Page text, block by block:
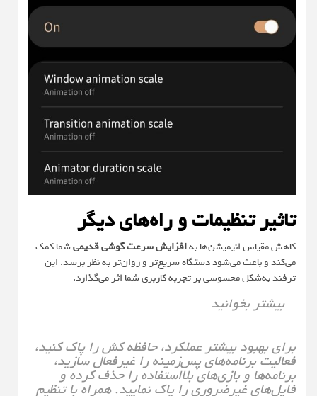
تاثیر تنظیمات و راه‌های دیگر
کاهش مقیاس انیمیشن‌ها بهافزایش سرعت گوشی قدیمیشما کمک
می‌کند و باعث می‌شود دستگاه سریع‌تر و روان‌تر به نظر برسد. این
ترفند به‌شکل محسوسی بر تجربه کاربری شما اثر می‌گذارد.
بیشتر بخوانید
برای بهبود بیشتر عملکرد، حافظه کش را پاک کنید،
فعالیت برنامه‌های پس‌زمینه را غیرفعال سازید،
برنامه‌ها و بازی‌های بلااستفاده را حذف کرده و
فایل‌های غیرضروری را پاک نمایید. همراه با تنظیم